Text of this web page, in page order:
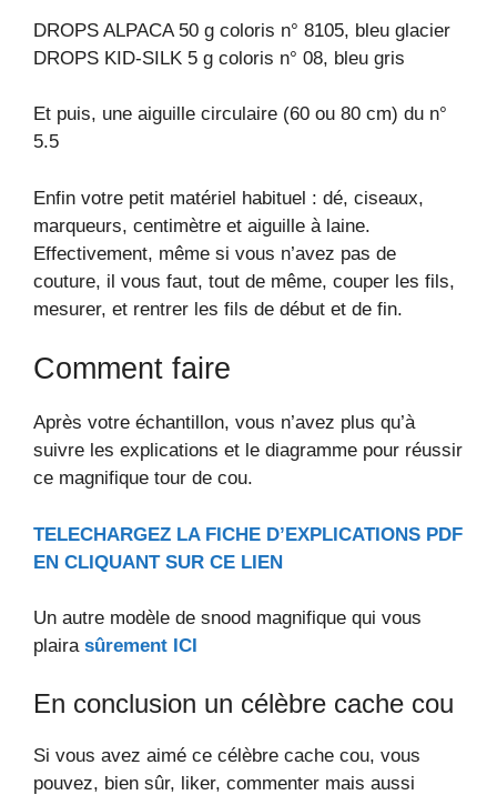
DROPS ALPACA 50 g coloris n° 8105, bleu glacier
DROPS KID-SILK 5 g coloris n° 08, bleu gris
Et puis, une aiguille circulaire (60 ou 80 cm) du n°
5.5
Enfin votre petit matériel habituel : dé, ciseaux,
marqueurs, centimètre et aiguille à laine.
Effectivement, même si vous n’avez pas de
couture, il vous faut, tout de même, couper les fils,
mesurer, et rentrer les fils de début et de fin.
Comment faire
Après votre échantillon, vous n’avez plus qu’à
suivre les explications et le diagramme pour réussir
ce magnifique tour de cou.
TELECHARGEZ LA FICHE D’EXPLICATIONS PDF
EN CLIQUANT SUR CE LIEN
Un autre modèle de snood magnifique qui vous
plaira sûrement ICI
En conclusion un célèbre cache cou
Si vous avez aimé ce célèbre cache cou, vous
pouvez, bien sûr, liker, commenter mais aussi